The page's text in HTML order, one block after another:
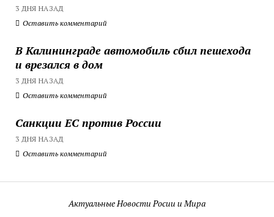
3 ДНЯ НАЗАД
Оставить комментарий
В Калининграде автомобиль сбил пешехода
и врезался в дом
3 ДНЯ НАЗАД
Оставить комментарий
Санкции ЕС против России
3 ДНЯ НАЗАД
Оставить комментарий
Актуальные Новости Росии и Мира